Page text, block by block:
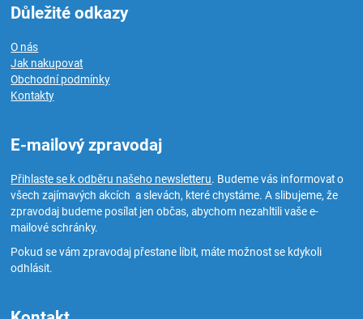
Důležité odkazy
O nás
Jak nakupovat
Obchodní podmínky
Kontakty
E-mailový zpravodaj
Přihlaste se k odběru našeho newsletteru. Budeme vás informovat o
všech zajímavých akcích a slevách, které chystáme. A slibujeme, že
zpravodaj budeme posílat jen občas, abychom nezahltili vaše e-
mailové schránky.
Pokud se vám zpravodaj přestane líbit, máte možnost se kdykoli
odhlásit.